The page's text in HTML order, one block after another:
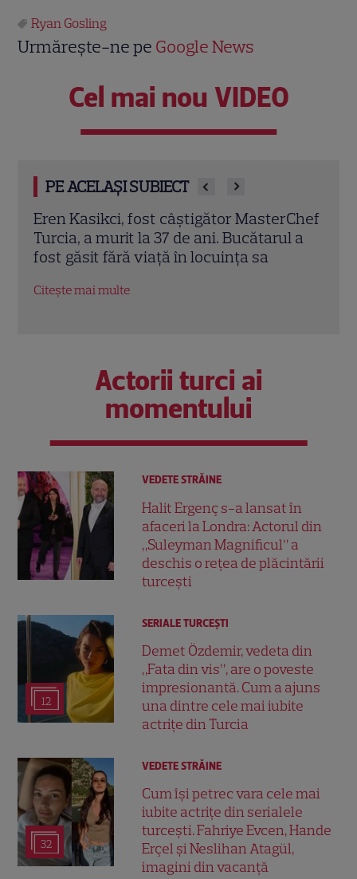
Ryan Gosling
Urmărește-ne pe Google News
Cel mai nou VIDEO
PE ACELAȘI SUBIECT
Trei cupluri revin la „Insula Iubirii –
Reuniuni”. Ce se întâmplă când se
întâlnesc din nou cu Radu Vâlcan
Citește mai multe
Actorii turci ai
momentului
VEDETE STRĂINE
Halit Ergenç s-a lansat în
afaceri la Londra: Actorul din
„Suleyman Magnificul” a
deschis o rețea de plăcintării
turcești
12
SERIALE TURCEŞTI
Demet Özdemir, vedeta din
„Fata din vis”, are o poveste
impresionantă. Cum a ajuns
una dintre cele mai iubite
actrițe din Turcia
32
VEDETE STRĂINE
Cum își petrec vara cele mai
iubite actrițe din serialele
turcești. Fahriye Evcen, Hande
Erçel și Neslihan Atagül,
imagini din vacanță